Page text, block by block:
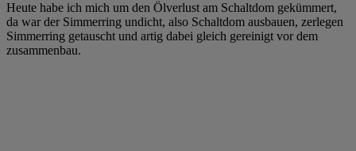
Heute habe ich mich um den Ölverlust am Schaltdom gekümmert,
da war der Simmerring undicht, also Schaltdom ausbauen, zerlegen
Simmerring getauscht und artig dabei gleich gereinigt vor dem
zusammenbau.